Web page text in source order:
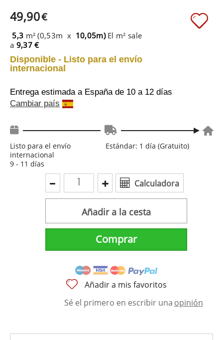
49,90€
5,3 m² (0,53m x 10,05m) El m² sale
a 9,37 €
Disponible - Listo para el envío
internacional
Entrega estimada a España de 10 a 12 días
Cambiar país
Listo para el envío
internacional
9 - 11 días
Estándar: 1 día (Gratuito)
Calculadora
Añadir a la cesta
Comprar
Añadir a mis favoritos
Sé el primero en escribir una opinión